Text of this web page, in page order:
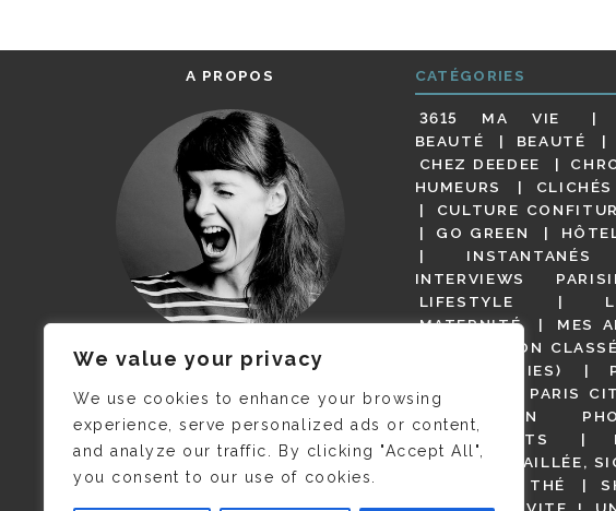
We value your privacy
We use cookies to enhance your browsing
experience, serve personalized ads or content,
and analyze our traffic. By clicking "Accept All",
you consent to our use of cookies.
A PROPOS
JE M’APPELLE DELPHINE MAIS
C’EST ©CAMILLE COLLIN QUI A
PRIS CETTE PHOTO !
CATÉGORIES
3615 MA VIE
BEAUTÉ
BEAUTÉ
CHEZ DEEDEE
HUMEURS
CULTURE
GO GREEN
INSTANTANÉS
INTERVIEWS
LIFESTYLE
MATERNITÉ
MES
NON CLASSÉ
(BUT GOODIES)
MAGOT !
PARIS
PARIS EN
RESTAURANTS
PRESSE DÉTAILLÉE,
SALONS DE THÉ
VIDÉOS
VITE !